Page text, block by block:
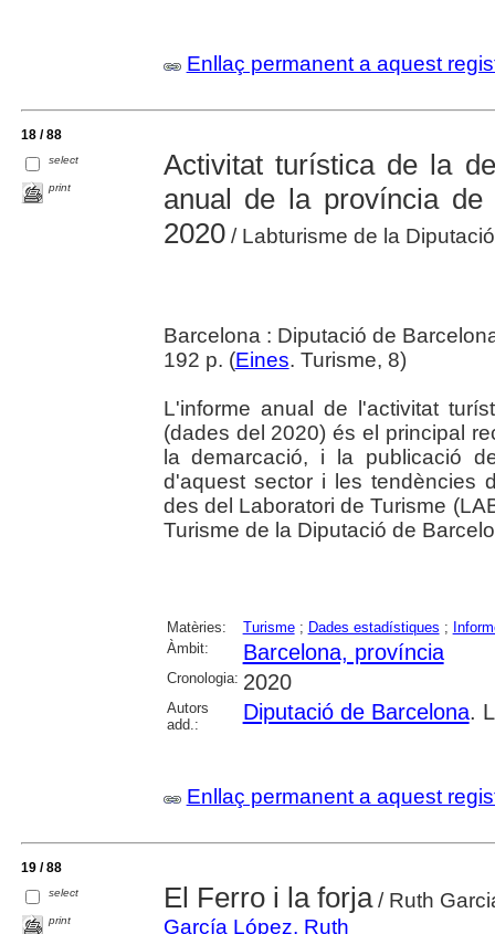
Enllaç permanent a aquest
18 / 88
select
print
Activitat turística de la
anual de la província
2020/ Labturisme de la
Barcelona : Diputació de
192 p. (Eines. Turisme, 8)
L'informe anual de l'activitat
(dades del 2020) és el principal
la demarcació, i la publicació
d'aquest sector i les tendències
des del Laboratori de Turisme
Turisme de la Diputació de
Matèries: Turisme; Dades estadístiques ;
Àmbit:
Barcelona, província
Cronologia: 2020
Autors
add.:
Diputació de Barcelona.
Enllaç permanent a aquest
19 / 88
select
print
El Ferro i la forja/ Ruth
García López, Ruth